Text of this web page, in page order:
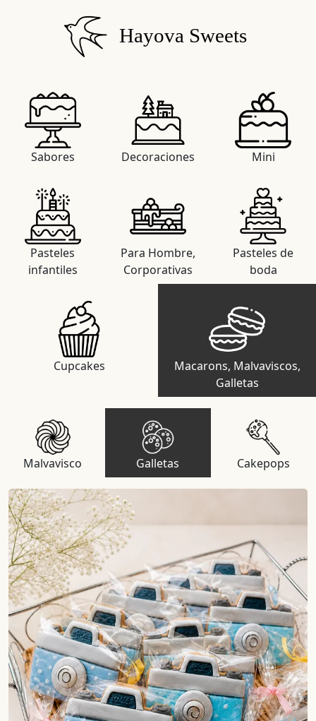
Hayova Sweets
Sabores Decoraciones Mini
Pasteles
infantiles
Para Hombre,
Corporativas
Pasteles de
boda
Cupcakes
Macarons, Malvaviscos,
Galletas
Malvavisco Galletas Cakepops